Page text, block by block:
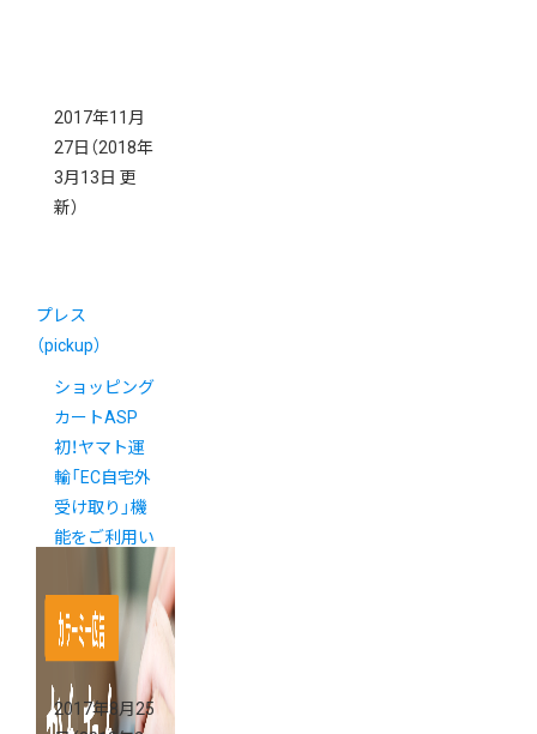
2017年11月
27日 （2018年
3月13日 更
新）
プレス
（pickup）
ショッピング
カートASP
初！ヤマト運
輸「EC自宅外
受け取り」機
能をご利用い
ただけるよう
になりました
2017年8月25